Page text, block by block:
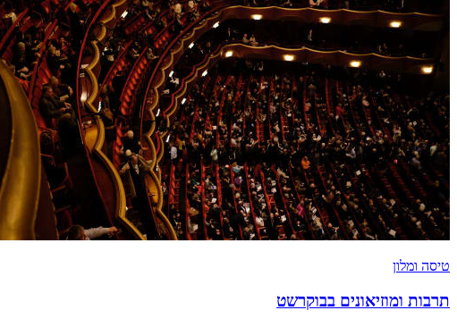
טיסה ומלון
תרבות ומוזיאונים בבוקרשט